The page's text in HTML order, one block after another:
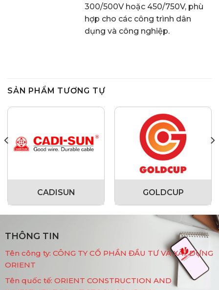
300/500V hoặc 450/750V, phù
hợp cho các công trình dân
dụng và công nghiệp.
SẢN PHẨM TƯƠNG TỰ
CADISUN GOLDCUP
THÔNG TIN
Tên công ty: CÔNG TY CỔ PHẦN ĐẦU TƯ VÀ XÂY DỰNG
ORIENT
Tên quốc tế: ORIENT CONSTRUCTION AND